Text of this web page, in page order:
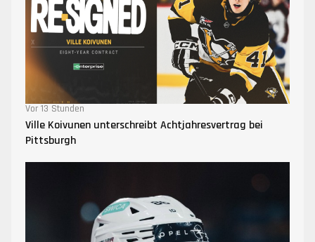
Vor 13 Stunden
Ville Koivunen unterschreibt Achtjahresvertrag bei
Pittsburgh